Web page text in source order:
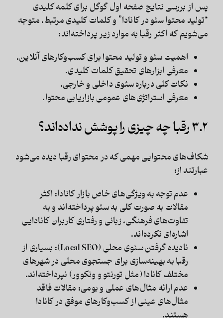
پس از بررسی نتایج صفحه اول گوگل برای کلمه کلیدی
“تولید محتوا سئو در کانادا” و کلمات کلیدی مرتبط، متوجه
می‌شویم که اکثر رقبا به موارد زیر پرداخته‌اند:
اهمیت سئو و تولید محتوا برای کسب‌وکارهای آنلاین.
معرفی ابزارهای تحقیق کلمات کلیدی.
نکات کلی درباره سئوی داخلی و خارجی.
معرفی استراتژی‌های عمومی بازاریابی محتوا.
۳.۲ رقبا چه چیزی را پوشش نداده‌اند؟
شکاف‌های محتوایی مهمی که در محتوای رقبا دیده می‌شود
عبارتند از:
عدم توجه به ویژگی‌های خاص بازار کانادا: اکثر
مقالات به صورت کلی به سئو پرداخته‌اند و به
تفاوت‌های فرهنگی، زبانی و رفتاری کاربران کانادایی
اشاره‌ای نکرده‌اند.
نادیده گرفتن سئوی محلی (Local SEO):
بسیاری از
رقبا به بهینه‌سازی برای جستجوی محلی در شهرهای
مختلف کانادا (مثل تورنتو و ونکوور) نپرداخته‌اند.
عدم ارائه مثال‌های عملی و بومی: مقالات فاقد
مثال‌های عینی از کسب‌وکارهای موفق در کانادا